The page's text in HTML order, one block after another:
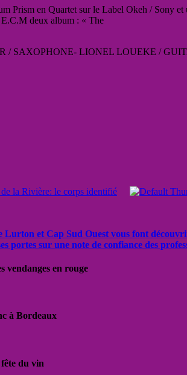
Prism en Quartet sur le Label Okeh / Sony
deux album : « The
/ SAXOPHONE- LIONEL LOUEKE /
la Rivière: le corps identifié
et Cap Sud Ouest vous font
portes sur une note de confiance des
vendanges en rouge
à Bordeaux
du vin